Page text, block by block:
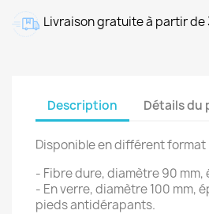
Livraison gratuite à partir de
Description Détails du
Disponible en différent format
- Fibre dure, diamètre 90 mm,
- En verre, diamètre 100 mm,
pieds antidérapants.